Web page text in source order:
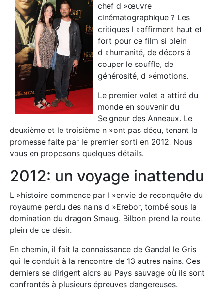
chef d »œuvre
cinématographique ? Les
critiques l »affirment haut et
fort pour ce film si plein
d »humanité, de décors à
couper le souffle, de
générosité, d »émotions.
Le premier volet a attiré du
monde en souvenir du
Seigneur des Anneaux. Le
deuxième et le troisième n »ont pas déçu, tenant la
promesse faite par le premier sorti en 2012. Nous
vous en proposons quelques détails.
2012: un voyage inattendu
L »histoire commence par l »envie de reconquête du
royaume perdu des nains d »Erebor, tombé sous la
domination du dragon Smaug. Bilbon prend la route,
plein de ce désir.
En chemin, il fait la connaissance de Gandal le Gris
qui le conduit à la rencontre de 13 autres nains. Ces
derniers se dirigent alors au Pays sauvage où ils sont
confrontés à plusieurs épreuves dangereuses.